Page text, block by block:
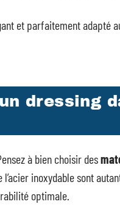
et parfaitement adapté
dressing
à bien choisir des
inoxydable sont
optimale.